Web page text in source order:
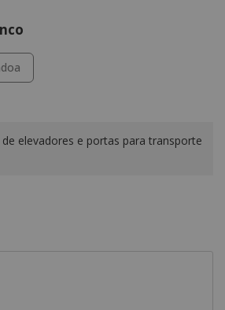
elevadores e portas para transporte